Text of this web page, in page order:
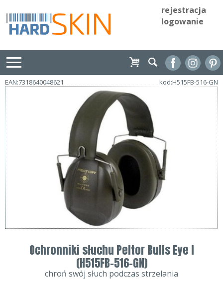
rejestracja
logowanie
EAN:7318640048621 kod:H515FB-516-GN
Ochronniki słuchu Peltor Bulls Eye I
(H515FB-516-GN)
chroń swój słuch podczas strzelania